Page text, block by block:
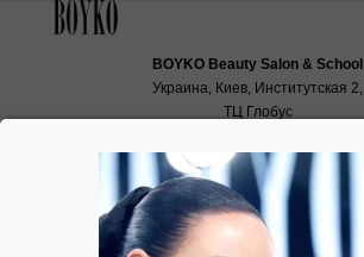
BOYKO Beauty Salon & School
Украина, Киев, Институтская 2,
ТЦ Глобус